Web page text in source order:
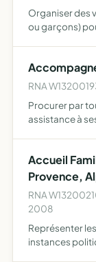
Organiser des
ou garçons)
RNA
Procurer par
assistance à
Accueil
Provence,
RNA
2008
Représenter
instances